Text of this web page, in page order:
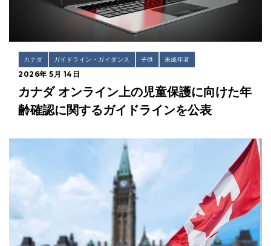
カナダ ガイドライン・ガイダンス 子供 未成年者
2026年 5月 14日
カナダ オンライン上の児童保護に向けた年
齢確認に関するガイドラインを公表